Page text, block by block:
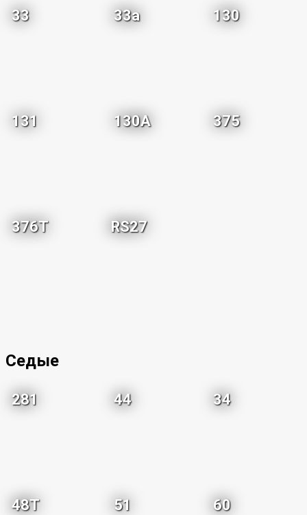
33 33a 130
131 130A 375
376T RS27
Седые
281 44 34
48T 51 60